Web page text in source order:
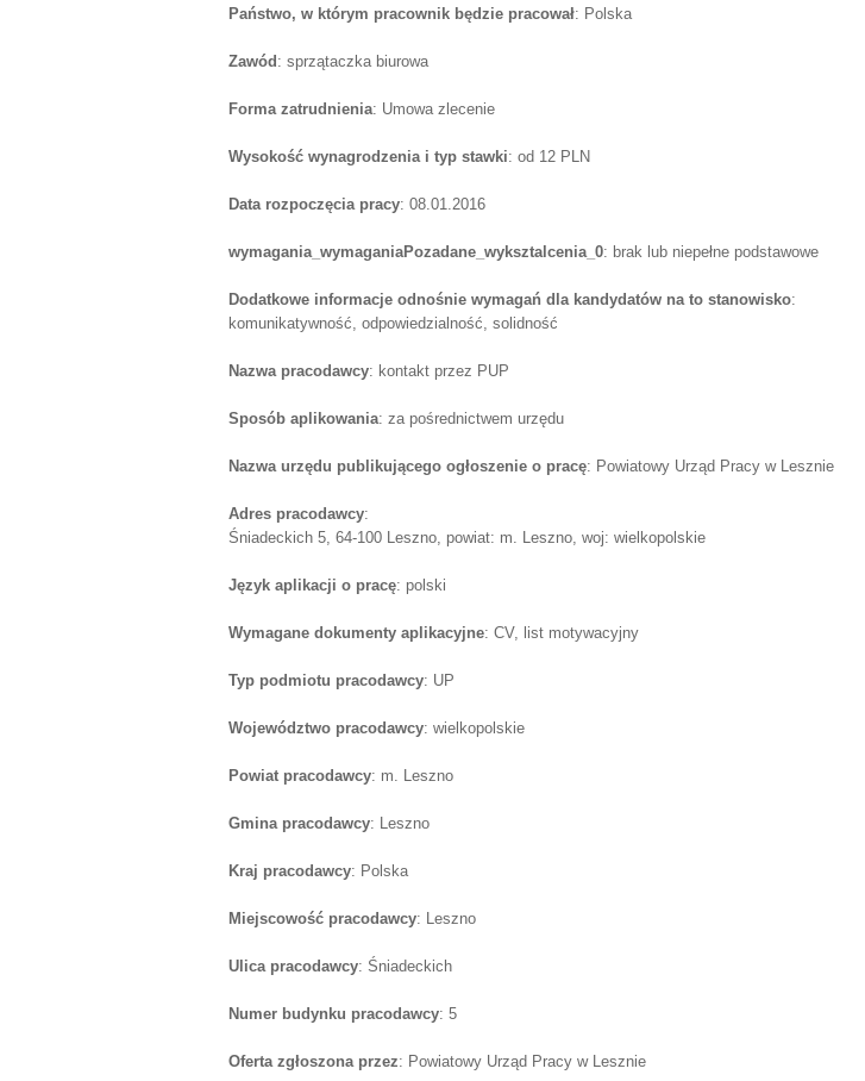
Państwo, w którym pracownik będzie pracował: Polska
Zawód : sprzątaczka biurowa
Forma zatrudnienia: Umowa zlecenie
Wysokość wynagrodzenia i typ stawki: od 12 PLN
Data rozpoczęcia pracy: 08.01.2016
wymagania_wymaganiaPozadane_wyksztalcenia_0: brak lub niepełne podstawowe
Dodatkowe informacje odnośnie wymagań dla kandydatów na to stanowisko:
komunikatywność, odpowiedzialność, solidność
Nazwa pracodawcy: kontakt przez PUP
Sposób aplikowania: za pośrednictwem urzędu
Nazwa urzędu publikującego ogłoszenie o pracę: Powiatowy Urząd Pracy w Lesznie
Adres pracodawcy:
Śniadeckich 5, 64-100 Leszno, powiat: m. Leszno, woj: wielkopolskie
Język aplikacji o pracę: polski
Wymagane dokumenty aplikacyjne: CV, list motywacyjny
Typ podmiotu pracodawcy: UP
Województwo pracodawcy: wielkopolskie
Powiat pracodawcy: m. Leszno
Gmina pracodawcy: Leszno
Kraj pracodawcy: Polska
Miejscowość pracodawcy: Leszno
Ulica pracodawcy: Śniadeckich
Numer budynku pracodawcy: 5
Oferta zgłoszona przez: Powiatowy Urząd Pracy w Lesznie